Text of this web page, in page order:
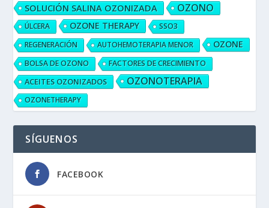
SOLUCIÓN SALINA OZONIZADA OZONO
ÚLCERA OZONE THERAPY
SSO3
REGENERACIÓN
AUTOHEMOTERAPIA MENOR OZONE
BOLSA DE OZONO FACTORES DE CRECIMIENTO
ACEITES OZONIZADOS OZONOTERAPIA
OZONETHERAPY
SÍGUENOS
FACEBOOK